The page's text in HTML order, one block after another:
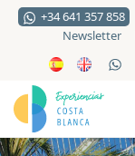
+34 641 357 858
Newsletter